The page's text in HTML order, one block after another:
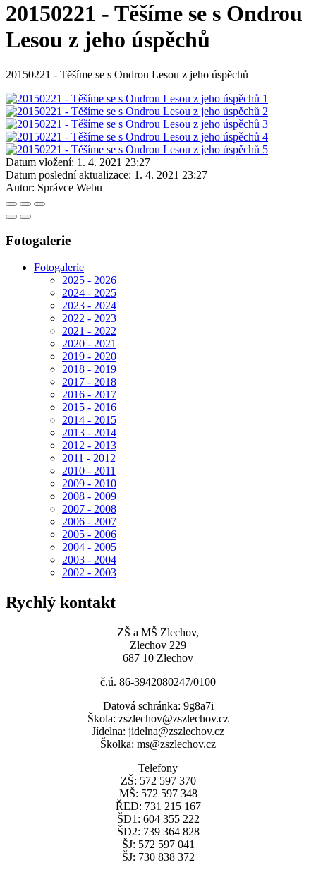
20150221 - Těšíme se s Ondrou
Lesou z jeho úspěchů
20150221 - Těšíme se s Ondrou Lesou z jeho úspěchů
Datum vložení: 1. 4. 2021 23:27
Datum poslední aktualizace: 1. 4. 2021 23:27
Autor: Správce Webu
Fotogalerie
Fotogalerie
2025 - 2026
2024 - 2025
2023 - 2024
2022 - 2023
2021 - 2022
2020 - 2021
2019 - 2020
2018 - 2019
2017 - 2018
2016 - 2017
2015 - 2016
2014 - 2015
2013 - 2014
2012 - 2013
2011 - 2012
2010 - 2011
2009 - 2010
2008 - 2009
2007 - 2008
2006 - 2007
2005 - 2006
2004 - 2005
2003 - 2004
2002 - 2003
Rychlý kontakt
ZŠ a MŠ Zlechov,
Zlechov 229
687 10 Zlechov
č.ú. 86-3942080247/0100
Datová schránka: 9g8a7i
Škola: zszlechov@zszlechov.cz
Jídelna: jidelna@zszlechov.cz
Školka: ms@zszlechov.cz
Telefony
ZŠ: 572 597 370
MŠ: 572 597 348
ŘED: 731 215 167
ŠD1: 604 355 222
ŠD2: 739 364 828
ŠJ: 572 597 041
ŠJ: 730 838 372